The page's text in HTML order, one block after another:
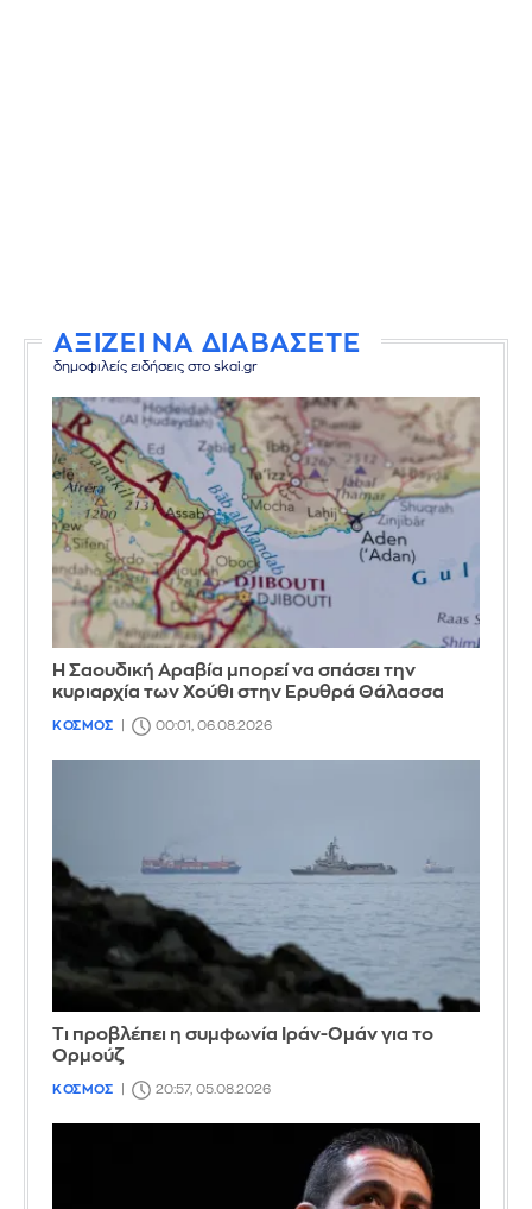
ΑΞΙΖΕΙ ΝΑ ΔΙΑΒΑΣΕΤΕ
δημοφιλείς ειδήσεις στο skai.gr
Η Σαουδική Αραβία μπορεί να σπάσει την
κυριαρχία των Χούθι στην Ερυθρά Θάλασσα
ΚΟΣΜΟΣ 00:01, 06.08.2026
Τι προβλέπει η συμφωνία Ιράν-Ομάν για το
Ορμούζ
ΚΟΣΜΟΣ 20:57, 05.08.2026